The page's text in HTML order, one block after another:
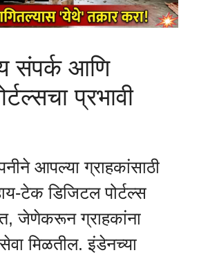
संपर्क आणि
प्रभावी
आपल्या ग्राहकांसाठी
टेक डिजिटल पोर्टल्स
जेणेकरून ग्राहकांना
मिळतील. इंडेनच्या